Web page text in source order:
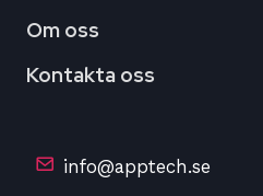
Om oss
Kontakta oss
info@apptech.se